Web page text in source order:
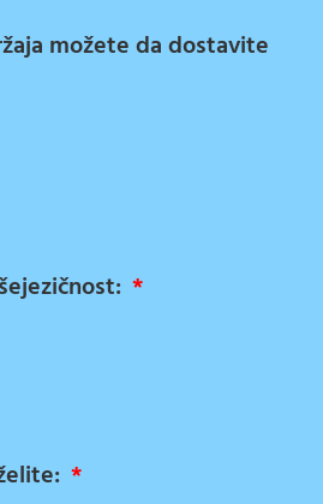
možete da dostavite